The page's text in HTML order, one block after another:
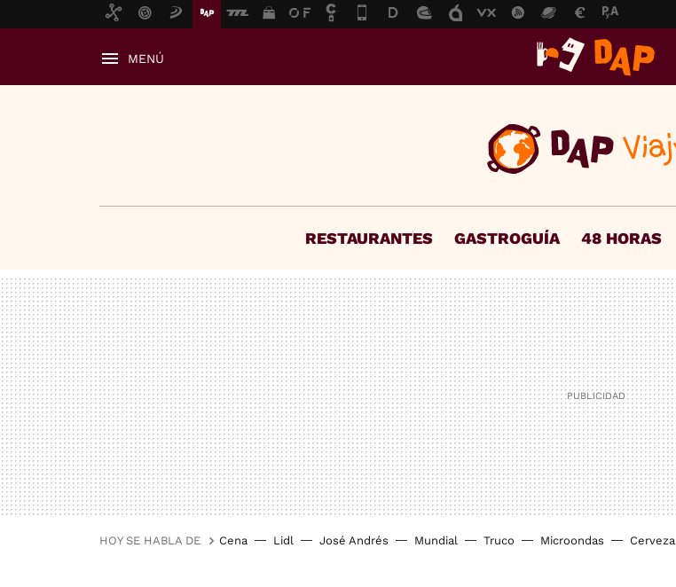
MENÚ
RESTAURANTES GASTROGUÍA 48 HORAS
HOY SE HABLA DE Cena Lidl José Andrés Mundial Truco Microondas Cerveza